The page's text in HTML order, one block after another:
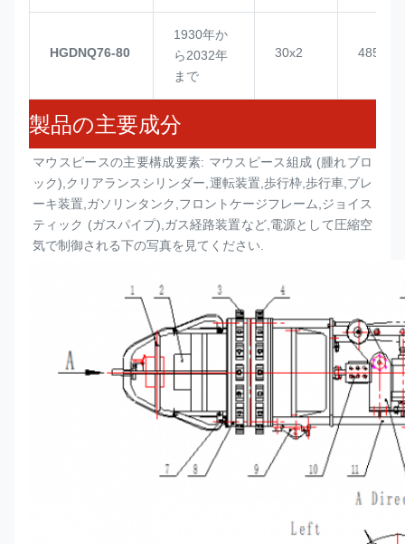
HGDNQ76-80
1930年か
ら2032年
まで
30x2 4855
製品の主要成分
マウスピースの主要構成要素: マウスピース組成 (腫れブロ
ック),クリアランスシリンダー,運転装置,歩行枠,歩行車,ブレ
ーキ装置,ガソリンタンク,フロントケージフレーム,ジョイス
ティック (ガスパイプ),ガス経路装置など,電源として圧縮空
気で制御される下の写真を見てください.